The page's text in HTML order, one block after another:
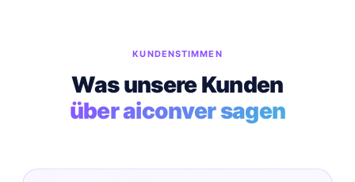
KUNDENSTIMMEN
Was unsere Kunden
über aiconver sagen